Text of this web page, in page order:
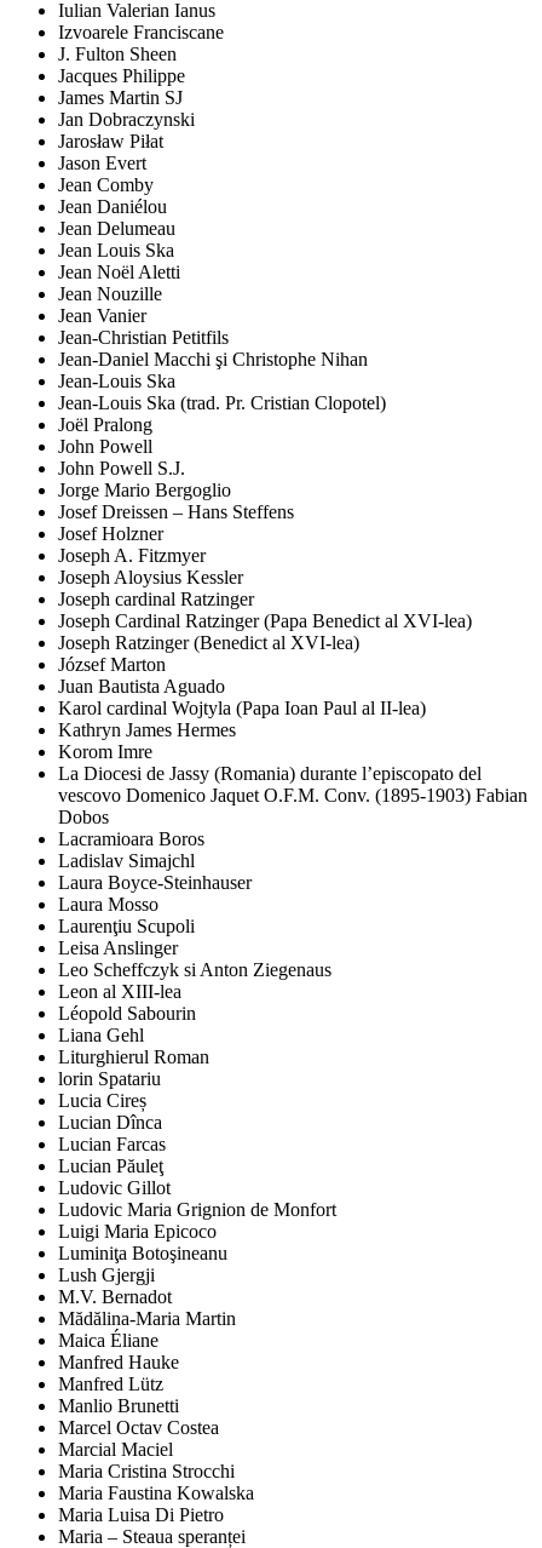
Iulian Valerian Ianus
Izvoarele Franciscane
J. Fulton Sheen
Jacques Philippe
James Martin SJ
Jan Dobraczynski
Jarosław Piłat
Jason Evert
Jean Comby
Jean Daniélou
Jean Delumeau
Jean Louis Ska
Jean Noël Aletti
Jean Nouzille
Jean Vanier
Jean-Christian Petitfils
Jean-Daniel Macchi şi Christophe Nihan
Jean-Louis Ska
Jean-Louis Ska (trad. Pr. Cristian Clopotel)
Joël Pralong
John Powell
John Powell S.J.
Jorge Mario Bergoglio
Josef Dreissen – Hans Steffens
Josef Holzner
Joseph A. Fitzmyer
Joseph Aloysius Kessler
Joseph cardinal Ratzinger
Joseph Cardinal Ratzinger (Papa Benedict al XVI-lea)
Joseph Ratzinger (Benedict al XVI-lea)
József Marton
Juan Bautista Aguado
Karol cardinal Wojtyla (Papa Ioan Paul al II-lea)
Kathryn James Hermes
Korom Imre
La Diocesi de Jassy (Romania) durante l’episcopato del
vescovo Domenico Jaquet O.F.M. Conv. (1895-1903) Fabian
Dobos
Lacramioara Boros
Ladislav Simajchl
Laura Boyce-Steinhauser
Laura Mosso
Laurenţiu Scupoli
Leisa Anslinger
Leo Scheffczyk si Anton Ziegenaus
Leon al XIII-lea
Léopold Sabourin
Liana Gehl
Liturghierul Roman
lorin Spatariu
Lucia Cireș
Lucian Dînca
Lucian Farcas
Lucian Păuleţ
Ludovic Gillot
Ludovic Maria Grignion de Monfort
Luigi Maria Epicoco
Luminiţa Botoşineanu
Lush Gjergji
M.V. Bernadot
Mădălina-Maria Martin
Maica Éliane
Manfred Hauke
Manfred Lütz
Manlio Brunetti
Marcel Octav Costea
Marcial Maciel
Maria Cristina Strocchi
Maria Faustina Kowalska
Maria Luisa Di Pietro
Maria – Steaua speranței